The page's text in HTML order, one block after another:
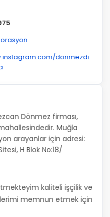
donmezdi
Dönmez firması,
Muğla
arayanlar için adresi:
H Blok No:18/
kaliteli işçilik ve
memnun etmek için